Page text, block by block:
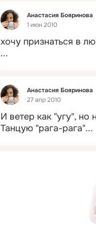
Фид
Анастасия Бояринова
1 июн 2010
хочу признаться в
...
Фид
Анастасия Бояринова
27 апр 2010
И ветер как "угу", но
Танцую "рага-рага"...